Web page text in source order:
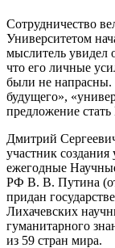
Сотрудничество
Университетом
мыслитель увидел
что его личные
были не напрасны.
будущего»,
предложение
Дмитрий
участник
ежегодные
РФ В. В. Путина
придан
Лихачевских
гуманитарного
из 59 стран мира.